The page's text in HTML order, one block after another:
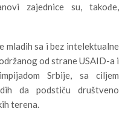
zajednice su, takođe,
mladih sa i bez intelektualne
od strane USAID-a i
Srbije, sa ciljem
da podstiču društveno
terena.